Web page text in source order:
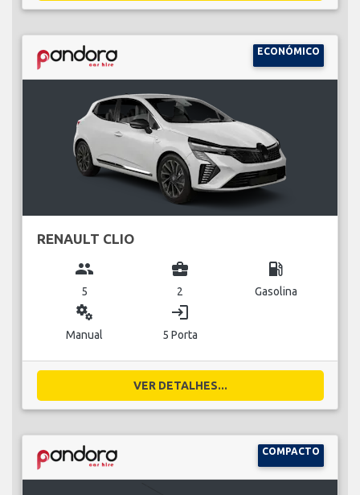
ECONÓMICO
RENAULT CLIO
group
5
business_center
2
local_gas_station
Gasolina
miscellaneous_services
Manual
login
5 Porta
VER DETALHES...
COMPACTO